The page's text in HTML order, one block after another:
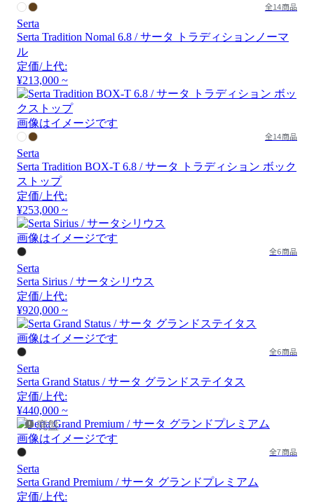
全14商品
Serta
Serta Tradition Nomal 6.8 / サータ トラディションノーマ
ル
定価/上代:
¥213,000 ~
画像はイメージです
全14商品
Serta
Serta Tradition BOX-T 6.8 / サータ トラディション ボック
ストップ
定価/上代:
¥253,000 ~
画像はイメージです
全6商品
Serta
Serta Sirius / サータシリウス
定価/上代:
¥920,000 ~
画像はイメージです
全6商品
Serta
Serta Grand Status / サータ グランドステイタス
定価/上代:
¥440,000 ~
廃盤
画像はイメージです
全7商品
Serta
Serta Grand Premium / サータ グランドプレミアム
定価/上代: